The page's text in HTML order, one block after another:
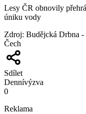
Lesy ČR obnovily
úniku vody
Zdroj: Budějcká Drbna
Čech
Sdílet
Dennívýzva
0
Reklama